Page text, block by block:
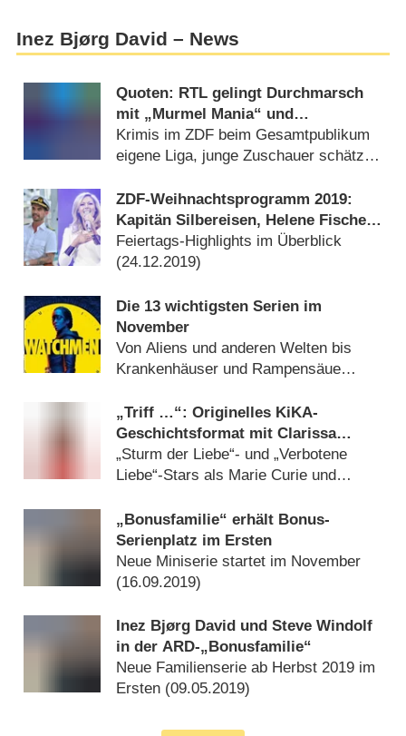
Inez Bjørg David – News
Quoten: RTL gelingt Durchmarsch
mit „Murmel Mania“ und
Dschungelcamp
Krimis im ZDF beim Gesamtpublikum
eigene Liga, junge Zuschauer schätzen
Reisinger (29.01.2022)
ZDF-Weihnachtsprogramm 2019:
Kapitän Silbereisen, Helene Fischer
und Pippi Langstrumpf
Feiertags-Highlights im Überblick
(24.12.2019)
Die 13 wichtigsten Serien im
November
Von Aliens und anderen Welten bis
Krankenhäuser und Rampensäue
„Triff …“: Originelles KiKA-
Geschichtsformat mit Clarissa
Corrêa da Silva wird fortgesetzt
„Sturm der Liebe“- und „Verbotene
Liebe“-Stars als Marie Curie und
„Bonusfamilie“ erhält Bonus-
Serienplatz im Ersten
Neue Miniserie startet im November
(16.09.2019)
Inez Bjørg David und Steve Windolf
in der ARD-„Bonusfamilie“
Neue Familienserie ab Herbst 2019 im
Ersten (09.05.2019)